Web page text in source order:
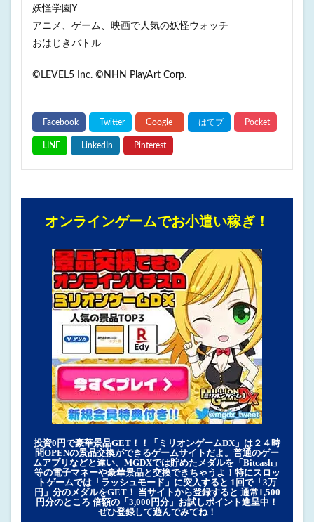
妖怪学園Y
アニメ、ゲーム、映画で人気の妖怪ウォッチ
おはじきバトル
©LEVEL5 Inc. ©NHN PlayArt Corp.
オンラインゲームでお小遣い稼ぎ！
投資0円で豪華景品GET！！「ミリオンゲームDX」は２４時
間OPENの景品交換ができるゲームサイトだよ。普通のゲー
ムアプリなどと違い、MGDXでは貯めたメダルを「Bitcash」
等の電子マネーや豪華景品と交換できちゃうよ！特にスロッ
トゲームでは「ラッシュモード」に突入すると 1回で「3万
円」分のメダルをGET！ 当サイトから登録すると 通常1,500
円分のところ 倍額の「3,000円分」お試しポイント進呈中！
ぜひ登録して遊んでみてね！